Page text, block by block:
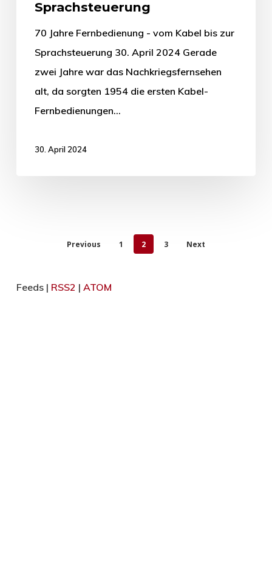
Sprachsteuerung
70 Jahre Fernbedienung - vom Kabel bis zur
Sprachsteuerung 30. April 2024 Gerade
zwei Jahre war das Nachkriegsfernsehen
alt, da sorgten 1954 die ersten Kabel-
Fernbedienungen…
30. April 2024
Previous 1 2 3 Next
Feeds | RSS2 | ATOM